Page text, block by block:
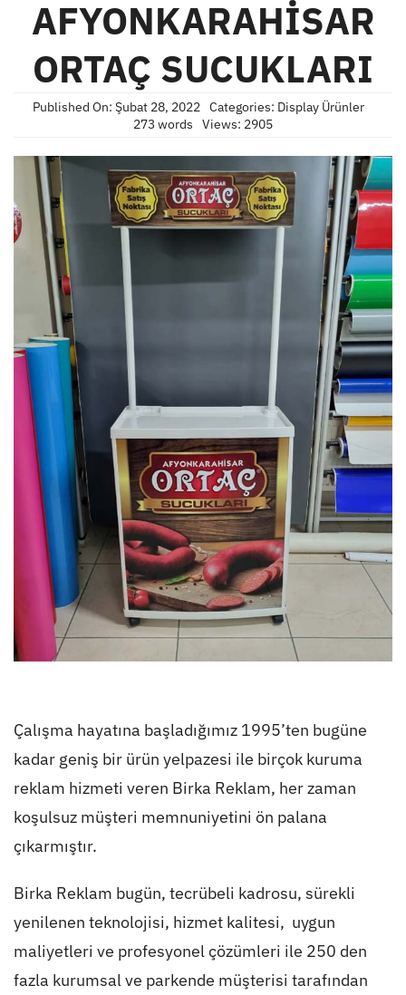
AFYONKARAHİSAR
ORTAÇ SUCUKLARI
Published On: Şubat 28, 2022 Categories: Display Ürünler
273 words
Views: 2905
Çalışma hayatına başladığımız 1995’ten bugüne
kadar geniş bir ürün yelpazesi ile birçok kuruma
reklam hizmeti veren Birka Reklam, her zaman
koşulsuz müşteri memnuniyetini ön palana
çıkarmıştır.
Birka Reklam bugün, tecrübeli kadrosu, sürekli
yenilenen teknolojisi, hizmet kalitesi, uygun
maliyetleri ve profesyonel çözümleri ile 250 den
fazla kurumsal ve parkende müşterisi tarafından